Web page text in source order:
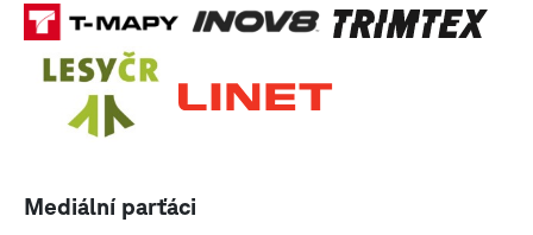
Mediální parťáci